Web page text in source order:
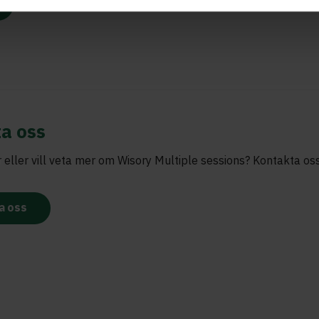
oss
eller vill veta mer om Wisory Multiple sessions? Kontakta
oss